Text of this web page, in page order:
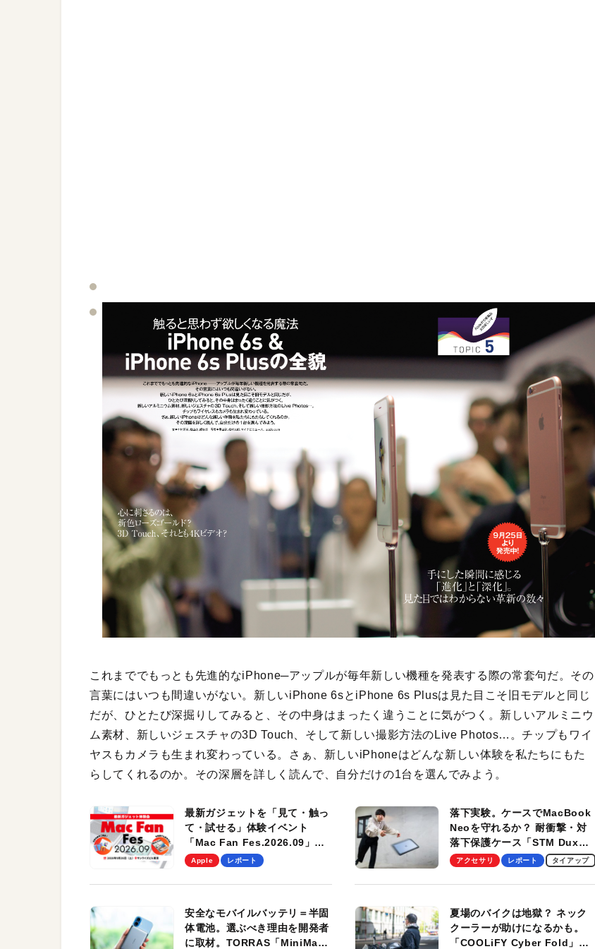
これまででもっとも先進的なiPhone─アップルが毎年新しい機種を発表する際の常套句だ。その
言葉にはいつも間違いがない。新しいiPhone 6sとiPhone 6s Plusは見た目こそ旧モデルと同じ
だが、ひとたび深掘りしてみると、その中身はまったく違うことに気がつく。新しいアルミニウ
ム素材、新しいジェスチャの3D Touch、そして新しい撮影方法のLive Photos…。チップもワイ
ヤスもカメラも生まれ変わっている。さぁ、新しいiPhoneはどんな新しい体験を私たちにもた
らしてくれるのか。その深層を詳しく読んで、自分だけの1台を選んでみよう。
最新ガジェットを「見て・触っ
て・試せる」体験イベント
「Mac Fan Fes.2026.09」
を、9月26日（土）に開催しま
Apple レポート
落下実験。ケースでMacBook
Neoを守れるか？ 耐衝撃・対
落下保護ケース「STM Dux
Ultra」を検証。学生、ビジネ
適！
アクセサリ レポート タイアップ
安全なモバイルバッテリ＝半固
体電池。選ぶべき理由を開発者
に取材。TORRAS「MiniMag
夏場のバイクは地獄？ ネック
クーラーが助けになるかも。
「COOLiFY Cyber Fold」レ